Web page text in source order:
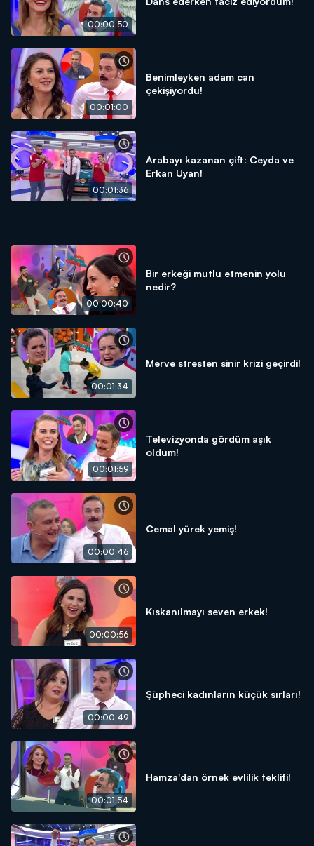
00:00:50
00:01:00
Benimleyken adam can
çekişiyordu!
00:01:36
Arabayı kazanan çift: Ceyda ve
Erkan Uyan!
00:00:40
Bir erkeği mutlu etmenin yolu
nedir?
00:01:34
Merve stresten sinir krizi geçirdi!
00:01:59
Televizyonda gördüm aşık
oldum!
00:00:46
Cemal yürek yemiş!
00:00:56
Kıskanılmayı seven erkek!
00:00:49
Şüpheci kadınların küçük sırları!
00:01:54
Hamza'dan örnek evlilik teklifi!